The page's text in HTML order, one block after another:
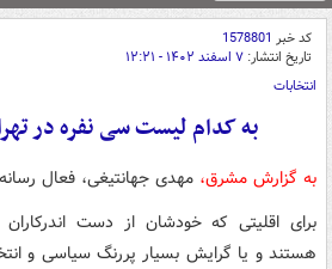
کد خبر 1578801
تاریخ انتشار: ۷ اسفند ۱۴۰۲ - ۱۲:۲۱
انتخابات
به کدام لیست سی نفره در
به گزارش مشرق، مهدی جهانتیغی، فعال
برای اقلیتی که خودشان از دست
هستند و یا گرایش بسیار پررنگ سیاسی و